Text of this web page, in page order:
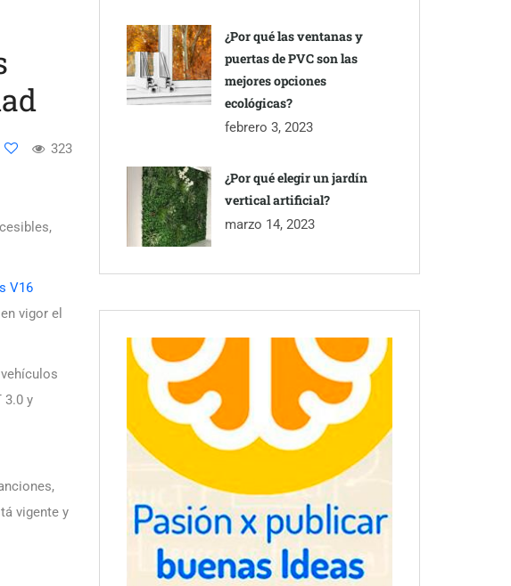
323
V16
vigor el
3.0 y
vigente y
¿Por qué las ventanas y
puertas de PVC son las
mejores opciones
ecológicas?
febrero 3, 2023
¿Por qué elegir un jardín
vertical artificial?
marzo 14, 2023